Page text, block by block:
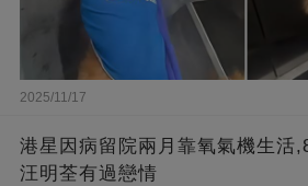
2025/11/17
港星因病留院兩月靠氧氣機生活
汪明荃有過戀情